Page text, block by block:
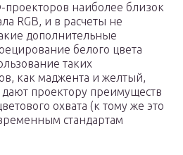
наиболее близок
RGB, и в расчеты не
дополнительные
белого цвета
таких
как маджента и желтый,
проектору преимуществ
охвата (к тому же это
стандартам